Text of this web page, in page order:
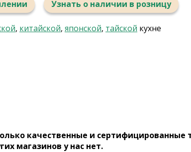
Узнать о наличии в розницу
, китайской, японской, тайской кухне
качественные и сертифицированные
магазинов у нас нет.